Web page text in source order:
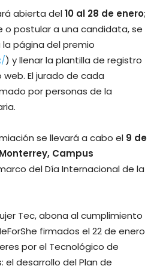
abierta del10 al 28 de enero;
o postular a una candidata, se
página del premio
) y llenar la plantilla de registro
El jurado de cada
por personas de la
se llevará a cabo el 9 de
Campus
del Día Internacional de la
Tec, abona al cumplimiento
firmados el 22 de enero
por el Tecnológico de
el desarrollo del Plan de